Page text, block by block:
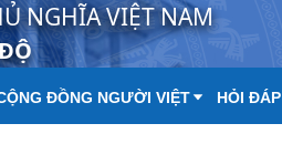
NGHĨA VIỆT NAM
ĐỒNG NGƯỜI VIỆT HỎI ĐÁP